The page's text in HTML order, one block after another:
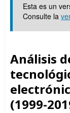
Esta es un
Consulte la
Análisis
(1999-